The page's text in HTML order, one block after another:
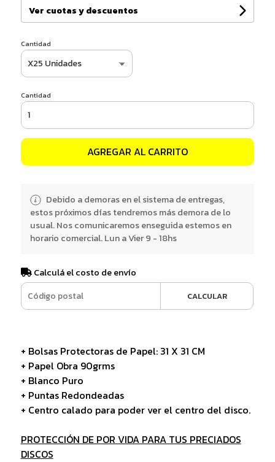
Ver cuotas y descuentos
Cantidad
Cantidad
AGREGAR AL CARRITO
Debido a demoras en el sistema de entregas,
estos próximos días tendremos más demora de lo
usual. Nos comunicaremos enseguida estemos en
horario comercial. Lun a Vier 9 - 18hs
Calculá el costo de envío
CALCULAR
+ Bolsas Protectoras de Papel: 31 X 31 CM
+ Papel Obra 90grms
+ Blanco Puro
+ Puntas Redondeadas
+ Centro calado para poder ver el centro del disco.
PROTECCIÓN DE POR VIDA PARA TUS PRECIADOS
DISCOS